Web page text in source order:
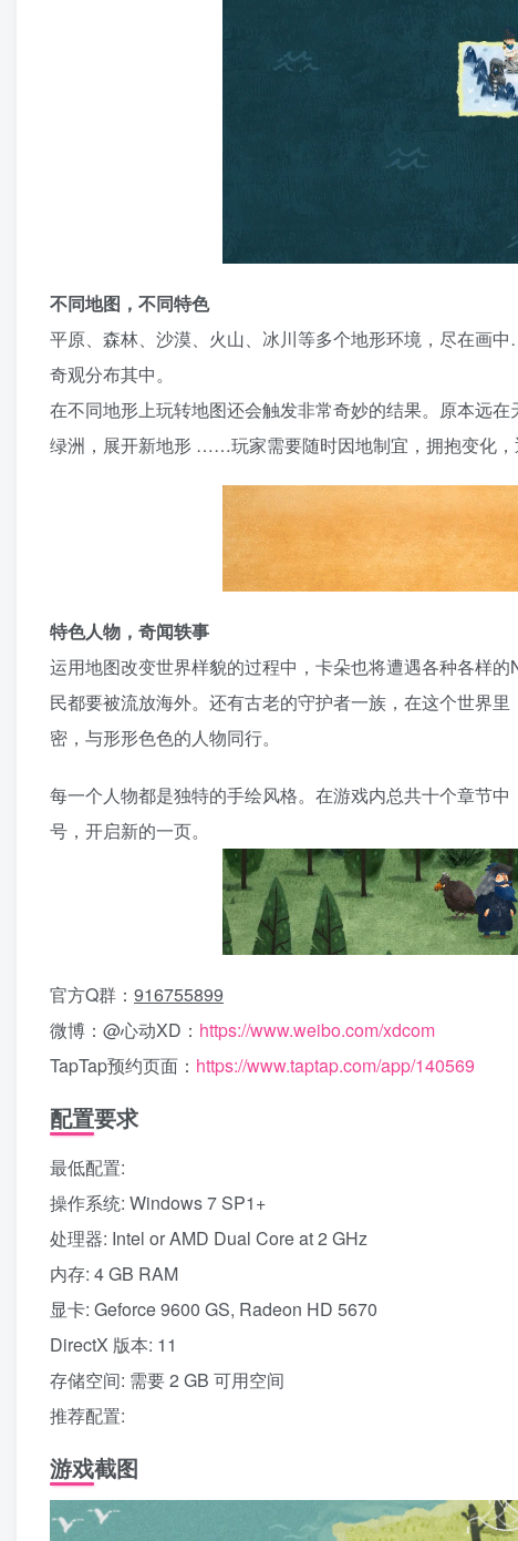
不同地图，不同特色
平原、森林、沙漠、火山、冰川等多个地形环境，尽在画
奇观分布其中。
在不同地形上玩转地图还会触发非常奇妙的结果。原本远
绿洲，展开新地形 ……玩家需要随时因地制宜，拥抱变化，
特色人物，奇闻轶事
运用地图改变世界样貌的过程中，卡朵也将遭遇各种各样
民都要被流放海外。还有古老的守护者一族，在这个世界
密，与形形色色的人物同行。
每一个人物都是独特的手绘风格。在游戏内总共十个章节
号，开启新的一页。
官方Q群： 916755899
微博：@心动XD： https://www.weibo.com/xdcom
TapTap预约页面： https://www.taptap.com/app/140569
配置要求
最低配置:
操作系统: Windows 7 SP1+
处理器: Intel or AMD Dual Core at 2 GHz
内存: 4 GB RAM
显卡: Geforce 9600 GS, Radeon HD 5670
DirectX 版本: 11
存储空间: 需要 2 GB 可用空间
推荐配置:
游戏截图